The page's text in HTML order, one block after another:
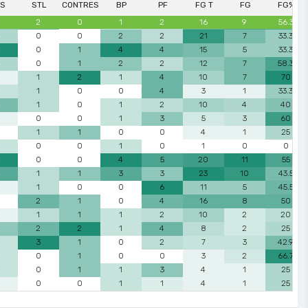
STL CONTRES BP PF FG T FG
FG%
2 0 1 2 16 9
56.3
0 0 2 2 21 7
33.3
0 1 4 4 15 5
33.3
0 1 2 2 12 7
58.3
1 2 1 4 10 7
70
1 0 0 4 3 1
33.3
1 0 1 2 10 4
40
0 0 1 3 5 3
60
1 1 0 0 4 1
25
0 0 1 0 1 0
0
0 0 4 5 20 11
55
1 1 3 3 23 10
43.5
1 0 0 6 11 5
45.5
2 1 0 4 16 8
50
1 1 1 2 10 2
20
2 2 1 4 8 2
25
3 1 0 2 7 3
42.9
0 1 0 0 3 2
66.7
0 1 1 3 4 1
25
0 0 1 1 4 1 25